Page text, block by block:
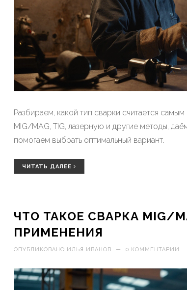
Разбираем, какой тип сварки считается
MIG/MAG, TIG, лазерную и другие методы,
помогаем выбрать оптимальный вариант.
ЧИТАТЬ ДАЛЕЕ
ЧТО ТАКОЕ СВАРКА MIG/
ПРИМЕНЕНИЯ
ОПУБЛИКОВАНО ИЛЬЯ ИВАНОВ — 0 КОММЕНТАРИИ